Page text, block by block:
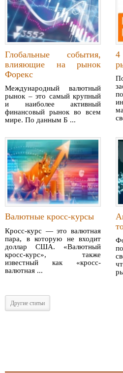
Глобальные события,
влияющие на рынок
Форекс
Международный валютный
рынок – это самый крупный
и наиболее активный
финансовый рынок во всем
мире. По данным Б ...
Валютные кросс-курсы
Кросс-курс — это валютная
пара, в которую не входит
доллар США. «Валютный
кросс-курс», также
известный как «кросс-
валютная ...
Другие статьи